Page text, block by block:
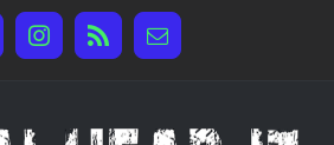
Instagram
Rss Email